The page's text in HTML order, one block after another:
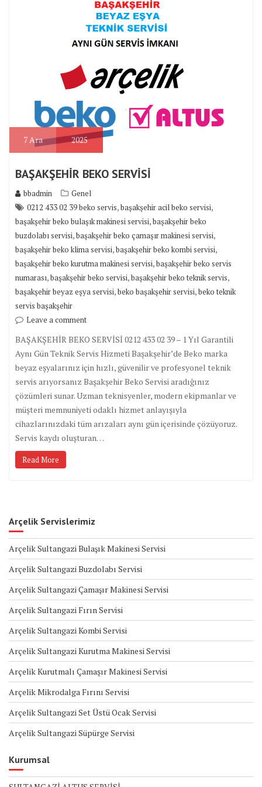
7Ara 2025
BAŞAKŞEHİR BEKO SERVİSİ
bbadmin
Genel
0212 433 02 39 beko servis,başakşehir acil beko servisi,
başakşehir beko bulaşık makinesi servisi,başakşehir beko
buzdolabı servisi,başakşehir beko çamaşır makinesi servisi,
başakşehir beko klima servisi,başakşehir beko kombi servisi,
başakşehir beko kurutma makinesi servisi,başakşehir beko servis
numarası,başakşehir beko servisi,başakşehir beko teknik servis,
başakşehir beyaz eşya servisi,beko başakşehir servisi,beko teknik
servis başakşehir
Leave a comment
BAŞAKŞEHİR BEKO SERVİSİ 0212 433 02 39 – 1 Yıl Garantili
Aynı Gün Teknik Servis Hizmeti Başakşehir’de Beko marka
beyaz eşyalarınız için hızlı, güvenilir ve profesyonel teknik
servis arıyorsanız Başakşehir Beko Servisi aradığınız
çözümleri sunar. Uzman teknisyenler, modern ekipmanlar ve
müşteri memnuniyeti odaklı hizmet anlayışıyla
cihazlarınızdaki tüm arızaları aynı gün içerisinde çözüyoruz.
Servis kaydı oluşturan…
Read More
Arçelik Servislerimiz
Arçelik Sultangazi Bulaşık Makinesi Servisi
Arçelik Sultangazi Buzdolabı Servisi
Arçelik Sultangazi Çamaşır Makinesi Servisi
Arçelik Sultangazi Fırın Servisi
Arçelik Sultangazi Kombi Servisi
Arçelik Sultangazi Kurutma Makinesi Servisi
Arçelik Kurutmalı Çamaşır Makinesi Servisi
Arçelik Mikrodalga Fırını Servisi
Arçelik Sultangazi Set Üstü Ocak Servisi
Arçelik Sultangazi Süpürge Servisi
Kurumsal